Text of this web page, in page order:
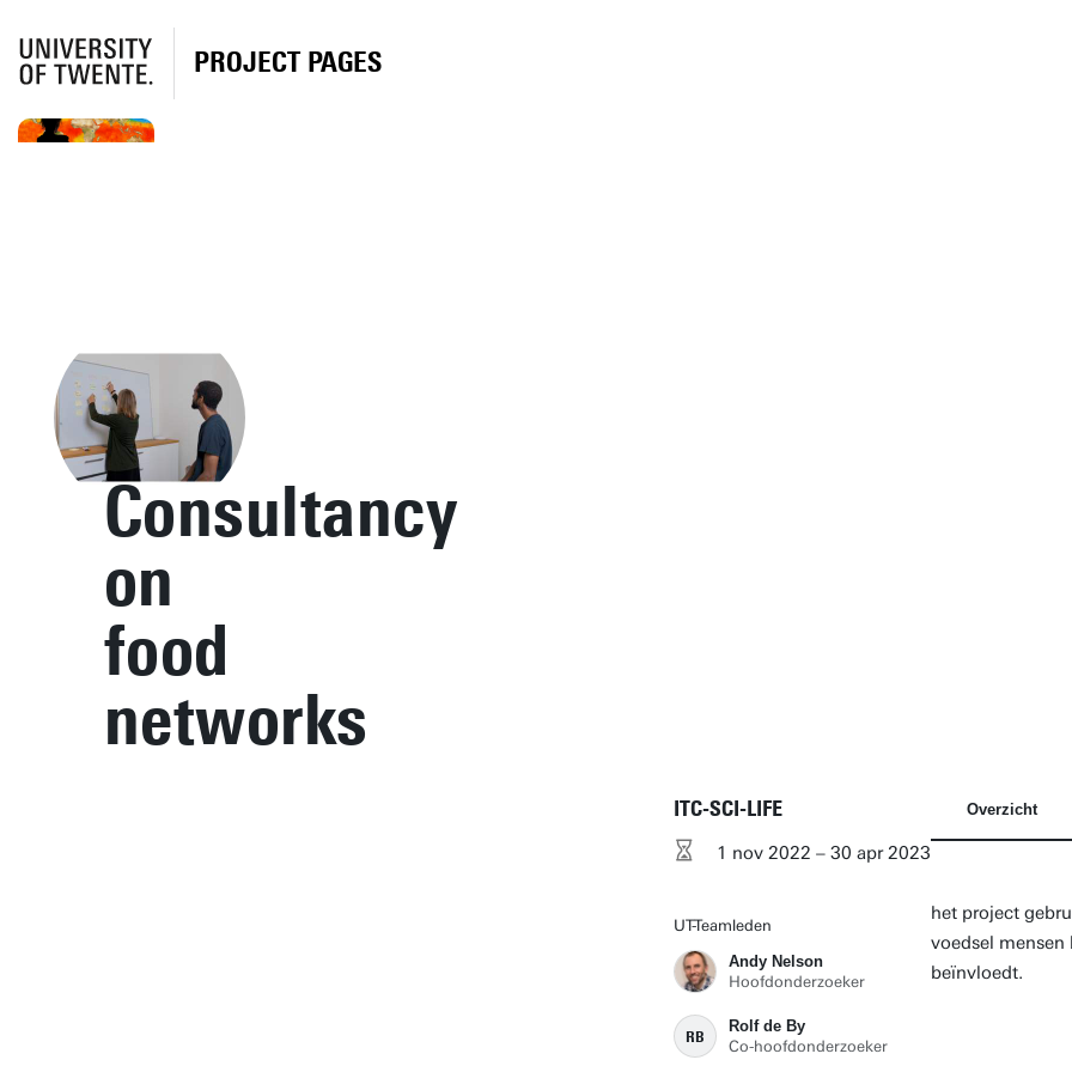
PROJECT PAGES
Consultancy
on
food
networks
ITC-SCI-LIFE
1 nov 2022 – 30 apr 2023
UT-Teamleden
Andy Nelson
Hoofdonderzoeker
RB
Rolf de By
Co-hoofdonderzoeker
Overzicht
het project
voedsel
beïnvloedt.